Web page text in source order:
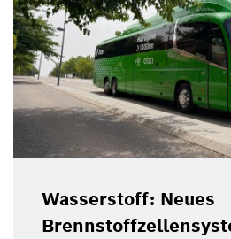
Wasserstoff: Neues